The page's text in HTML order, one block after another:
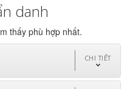
danh
thấy phù hợp nhất.
CHI TIẾT